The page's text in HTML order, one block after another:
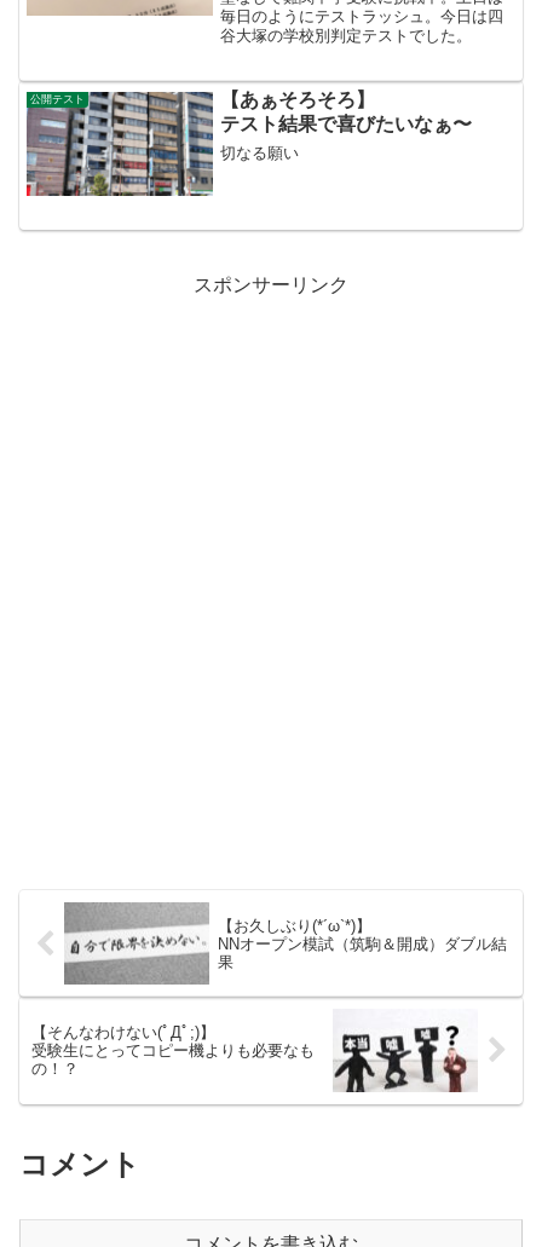
毎日のようにテストラッシュ。今日は四
谷大塚の学校別判定テストでした。
公開テスト
【あぁそろそろ】
テスト結果で喜びたいなぁ〜
切なる願い
スポンサーリンク
【お久しぶり(*´ω`*)】
NNオープン模試（筑駒＆開成）ダブル結
果
【そんなわけない(ﾟДﾟ;)】
受験生にとってコピー機よりも必要なも
の！？
コメント